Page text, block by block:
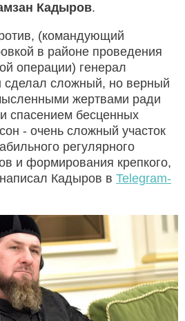
Кадыров.
(командующий
в районе проведения
операции) генерал
сделал сложный, но верный
жертвами ради
спасением бесценных
- очень сложный участок
регулярного
и формирования крепкого,
Кадыров в Telegram-